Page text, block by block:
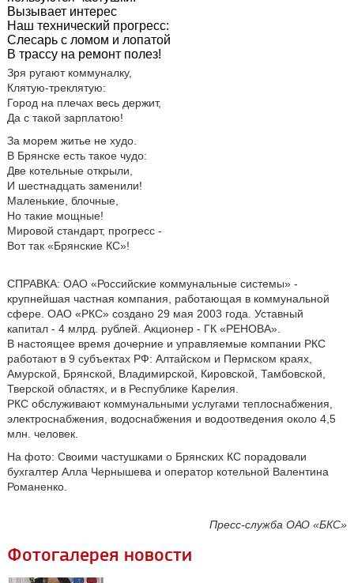
Вызывает интерес
Наш технический прогресс:
Слесарь с ломом и лопатой
В трассу на ремонт полез!
Зря ругают коммуналку,
Клятую-треклятую:
Город на плечах весь держит,
Да с такой зарплатою!
За морем житье не худо.
В Брянске есть такое чудо:
Две котельные открыли,
И шестнадцать заменили!
Маленькие, блочные,
Но такие мощные!
Мировой стандарт, прогресс -
Вот так «Брянские КС»!
СПРАВКА: ОАО «Российские коммунальные системы» -
крупнейшая частная компания, работающая в коммунальной
сфере. ОАО «РКС» создано 29 мая 2003 года. Уставный
капитал - 4 млрд. рублей. Акционер - ГК «РЕНОВА».
В настоящее время дочерние и управляемые компании РКС
работают в 9 субъектах РФ: Алтайском и Пермском краях,
Амурской, Брянской, Владимирской, Кировской, Тамбовской,
Тверской областях, и в Республике Карелия.
РКС обслуживают коммунальными услугами теплоснабжения,
электроснабжения, водоснабжения и водоотведения около 4,5
млн. человек.
На фото: Своими частушками о Брянских КС порадовали
бухгалтер Алла Чернышева и оператор котельной Валентина
Романенко.
Пресс-служба ОАО «БКС»
Фотогалерея новости